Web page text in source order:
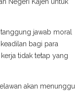
jawab moral
bagi para
tidak tetap yang
akan menunggu